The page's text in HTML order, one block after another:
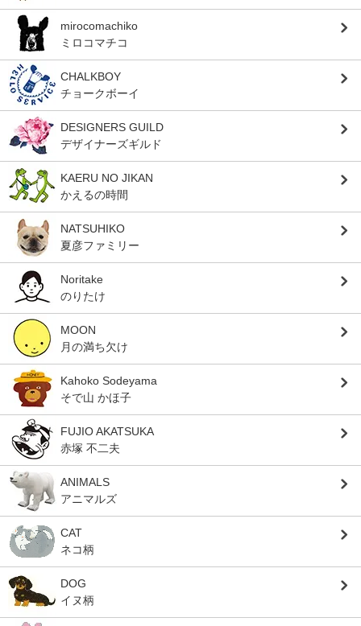
mirocomachiko
ミロコマチコ
CHALKBOY
チョークボーイ
DESIGNERS GUILD
デザイナーズギルド
KAERU NO JIKAN
かえるの時間
NATSUHIKO
夏彦ファミリー
Noritake
のりたけ
MOON
月の満ち欠け
Kahoko Sodeyama
そで山 かほ子
FUJIO AKATSUKA
赤塚 不二夫
ANIMALS
アニマルズ
CAT
ネコ柄
DOG
イヌ柄